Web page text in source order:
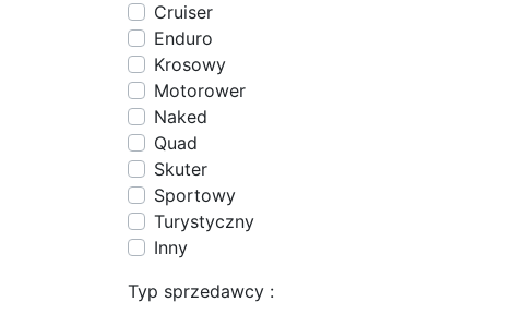
Cruiser
Enduro
Krosowy
Motorower
Naked
Quad
Skuter
Sportowy
Turystyczny
Inny
Typ sprzedawcy :